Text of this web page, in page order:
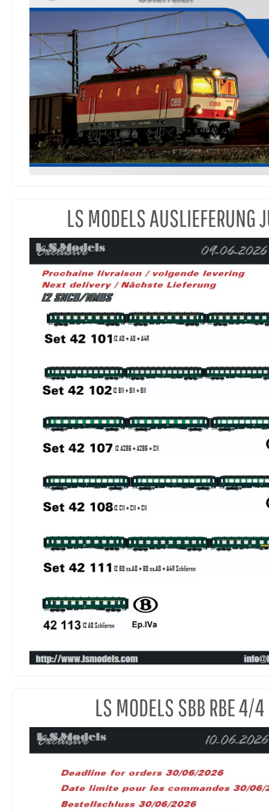
LS MODELS AUSLIEFERUNG
LS MODELS SBB RBE 4/4